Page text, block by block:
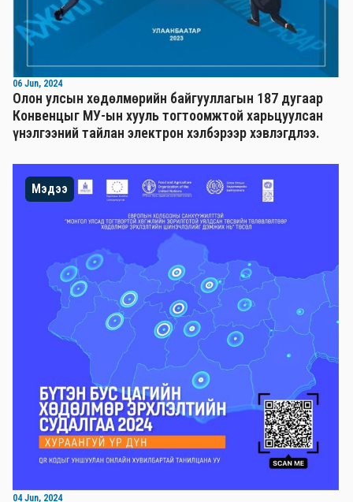
06 Jun, 2024
Олон улсын хөдөлмөрийн байгууллагын 187 дугаар
Конвенцыг МУ-ын хууль тогтоомжтой харьцуулсан
үнэлгээний тайлан электрон хэлбэрээр хэвлэгдлээ.
Мэдээ
04 Jun, 2024